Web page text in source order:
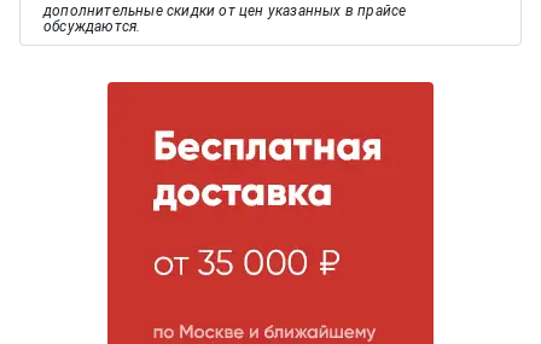
дополнительные скидки от цен указанных в прайсе
обсуждаются.